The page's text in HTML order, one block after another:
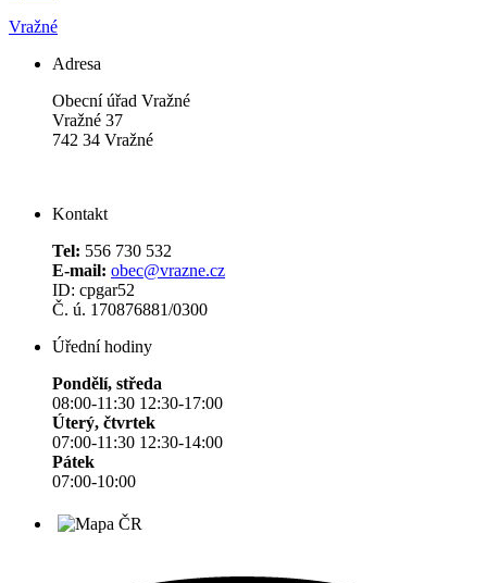
Vražné
Adresa
Obecní úřad Vražné
Vražné 37
742 34 Vražné
Kontakt
Tel: 556 730 532
E-mail: obec@vrazne.cz
ID: cpgar52
Č. ú. 170876881/0300
Úřední hodiny
Pondělí, středa
08:00-11:30 12:30-17:00
Úterý, čtvrtek
07:00-11:30 12:30-14:00
Pátek
07:00-10:00